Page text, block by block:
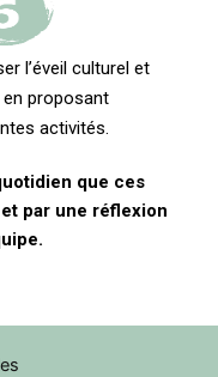
l’éveil culturel et
proposant
activités.
que ces
par une réflexion